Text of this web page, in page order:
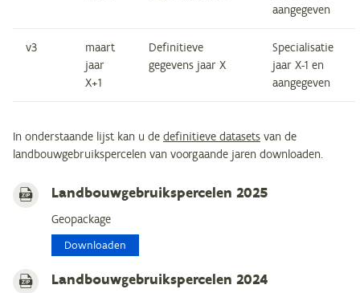
aangegeven
v3
maart
jaar
X+1
Definitieve
gegevens jaar X
Specialisatie
jaar X-1 en
aangegeven
In onderstaande lijst kan u de definitieve datasets van de
landbouwgebruikspercelen van voorgaande jaren downloaden.
Landbouwgebruikspercelen 2025
Geopackage
Downloaden
Landbouwgebruikspercelen 2024